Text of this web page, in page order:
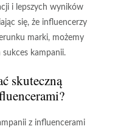
i lepszych wyników
się, że influencerzy
marki, możemy
sukces kampanii.
skuteczną
z influencerami